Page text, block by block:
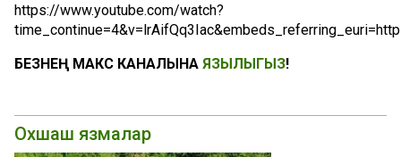
https://www.youtube.com/watch?
БЕЗНЕҢ МАКС КАНАЛЫНА ЯЗЫЛЫГЫЗ!
Охшаш язмалар